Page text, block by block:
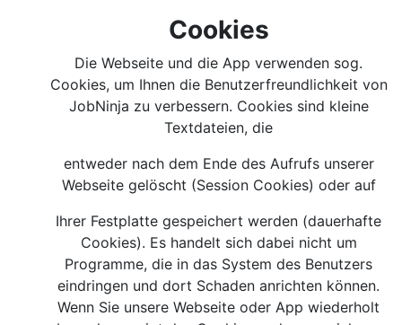
Cookies
Die Webseite und die App verwenden sog.
Cookies, um Ihnen die Benutzerfreundlichkeit von
JobNinja zu verbessern. Cookies sind kleine
Textdateien, die
entweder nach dem Ende des Aufrufs unserer
Webseite gelöscht (Session Cookies) oder auf
Ihrer Festplatte gespeichert werden (dauerhafte
Cookies). Es handelt sich dabei nicht um
Programme, die in das System des Benutzers
eindringen und dort Schaden anrichten können.
Wenn Sie unsere Webseite oder App wiederholt